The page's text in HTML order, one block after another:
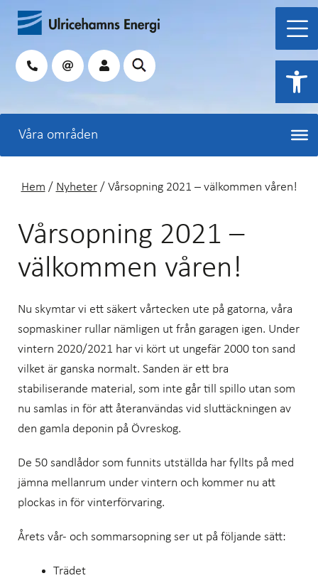
Hoppa
innehåll
Sök
Hem / Nyheter/ Vårsopning 2021 – välkommen våren!
Vårsopning 2021 –
välkommen våren!
Nu skymtar vi ett säkert vårtecken ute på gatorna, våra
sopmaskiner rullar nämligen ut från garagen igen. Under
vintern 2020/2021 har vi kört ut ungefär 2000 ton sand
vilket är ganska normalt. Sanden är ett bra
stabiliserande material, som inte går till spillo utan som
nu samlas in för att återanvändas vid sluttäckningen av
den gamla deponin på Övreskog.
De 50 sandlådor som funnits utställda har fyllts på med
jämna mellanrum under vintern och kommer nu att
plockas in för vinterförvaring.
Årets vår- och sommarsopning ser ut på följande sätt:
Trädet